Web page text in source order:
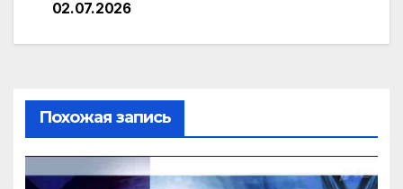
gr
a
kl
s
s
ni
а
т
ь
по
02.07.2026
Похожая запись